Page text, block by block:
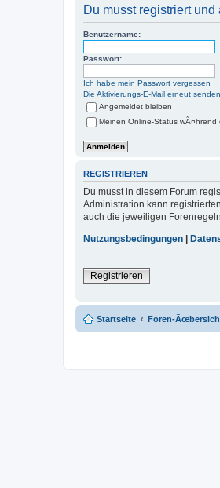
Du musst registriert
Benutzername:
Passwort:
Ich habe mein Passwort vergessen
Die Aktivierungs-E-Mail erneut senden
Angemeldet bleiben
Meinen Online-Status wÃ¤hrend
REGISTRIEREN
Du musst in diesem Forum
Administration kann
auch die jeweiligen
Nutzungsbedingungen
Registrieren
Startseite Foren-